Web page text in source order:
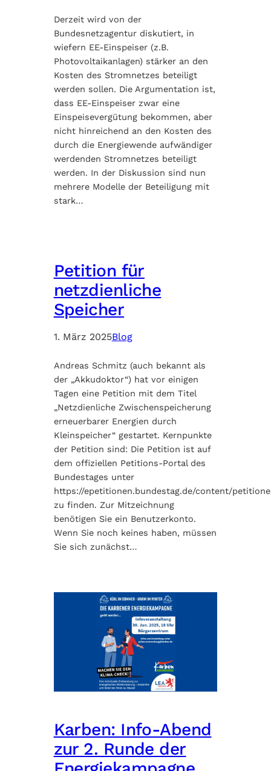
Derzeit wird von der
Bundesnetzagentur diskutiert, in
wiefern EE-Einspeiser (z.B.
Photovoltaikanlagen) stärker an den
Kosten des Stromnetzes beteiligt
werden sollen. Die Argumentation ist,
dass EE-Einspeiser zwar eine
Einspeisevergütung bekommen, aber
nicht hinreichend an den Kosten des
durch die Energiewende aufwändiger
werdenden Stromnetzes beteiligt
werden. In der Diskussion sind nun
mehrere Modelle der Beteiligung mit
stark…
Petition für
netzdienliche
Speicher
1. März 2025Blog
Andreas Schmitz (auch bekannt als
der „Akkudoktor“) hat vor einigen
Tagen eine Petition mit dem Titel
„Netzdienliche Zwischenspeicherung
erneuerbarer Energien durch
Kleinspeicher“ gestartet. Kernpunkte
der Petition sind: Die Petition ist auf
dem offiziellen Petitions-Portal des
Bundestages unter
https://epetitionen.bundestag.de/content/
zu finden. Zur Mitzeichnung
benötigen Sie ein Benutzerkonto.
Wenn Sie noch keines haben, müssen
Sie sich zunächst…
Karben: Info-Abend
zur 2. Runde der